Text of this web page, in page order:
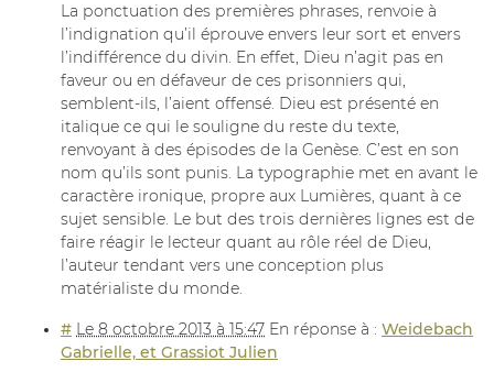
La ponctuation des premières phrases, renvoie à
l’indignation qu’il éprouve envers leur sort et envers
l’indifférence du divin. En effet, Dieu n’agit pas en
faveur ou en défaveur de ces prisonniers qui,
semblent-ils, l’aient offensé. Dieu est présenté en
italique ce qui le souligne du reste du texte,
renvoyant à des épisodes de la Genèse. C’est en son
nom qu’ils sont punis. La typographie met en avant le
caractère ironique, propre aux Lumières, quant à ce
sujet sensible. Le but des trois dernières lignes est de
faire réagir le lecteur quant au rôle réel de Dieu,
l’auteur tendant vers une conception plus
matérialiste du monde.
# Le 8 octobre 2013 à 15:47 En réponse à : Weidebach
Gabrielle, et Grassiot Julien